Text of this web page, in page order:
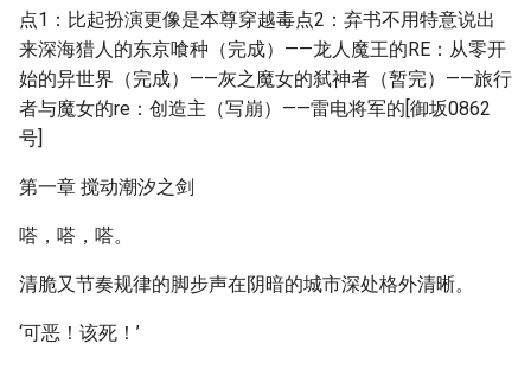
点1：比起扮演更像是本尊穿越毒点2：弃书不用特意说出
来深海猎人的东京喰种（完成）——龙人魔王的RE：从零开
始的异世界（完成）——灰之魔女的弑神者（暂完）——旅行
者与魔女的re：创造主（写崩）——雷电将军的[御坂0862
号]
第一章 搅动潮汐之剑
嗒，嗒，嗒。
清脆又节奏规律的脚步声在阴暗的城市深处格外清晰。
‘可恶！该死！’